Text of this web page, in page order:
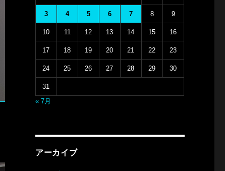
3 4 5 6 7 8 9
10 11 12 13 14 15 16
17 18 19 20 21 22 23
24 25 26 27 28 29 30
31
« 7月
アーカイブ